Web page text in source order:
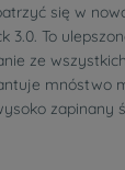
się w
3.0. To
ze
mnóstwo